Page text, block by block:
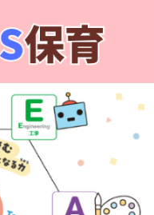
ニュース
採用情報